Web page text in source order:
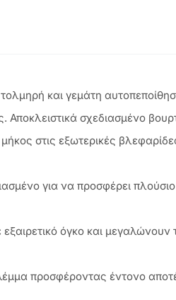
και γεμάτη
σχεδιασμένο
στις εξωτερικές βλεφαρίδες
για να προσφέρει πλούσιο
όγκο και
προσφέροντας έντονο